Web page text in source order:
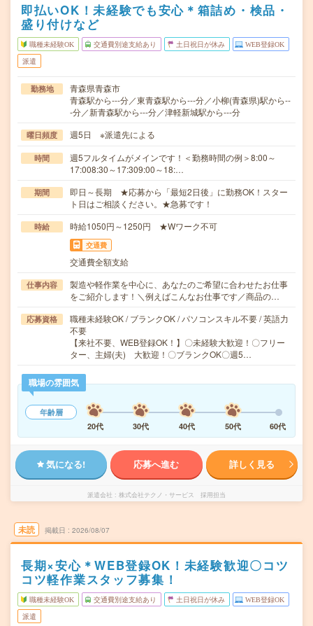
即払いOK！未経験でも安心＊箱詰め・検品・
盛り付けなど
職種未経験OK 交通費別途支給あり 土日祝日が休み WEB登録OK
派遣
勤務地
青森県青森市
青森駅から---分／東青森駅から---分／小柳(青森県)駅から--
-分／新青森駅から---分／津軽新城駅から---分
曜日頻度 週5日 ※派遣先による
時間
週5フルタイムがメインです！＜勤務時間の例＞8:00～
17:008:30～17:309:00～18:…
期間
即日～長期 ★応募から「最短2日後」に勤務OK！スター
ト日はご相談ください。★急募です！
時給 時給1050円～1250円 ★Wワーク不可
交通費
交通費全額支給
仕事内容
製造や軽作業を中心に、あなたのご希望に合わせたお仕事
をご紹介します！＼例えばこんなお仕事です／商品の…
応募資格
職種未経験OK / ブランクOK / パソコンスキル不要 / 英語力
不要
【来社不要、WEB登録OK！】〇未経験大歓迎！〇フリー
ター、主婦(夫) 大歓迎！〇ブランクOK〇週5…
職場の雰囲気
年齢層
20代
30代 40代 50代 60代
気になる! 応募へ進む 詳しく見る
派遣会社 株式会社テクノ・サービス 採用担当
未読 掲載日 2026/08/07
長期×安心＊WEB登録OK！未経験歓迎〇コツ
コツ軽作業スタッフ募集！
職種未経験OK 交通費別途支給あり 土日祝日が休み WEB登録OK
派遣